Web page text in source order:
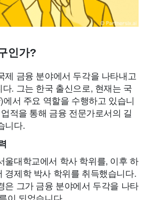
인가?
제 금융 분야에서 두각을 나타내고
. 그는 한국 출신으로, 현재는 국
서 주요 역할을 수행하고 있습니
적을 통해 금융 전문가로서의 길
니다.
울대학교에서 학사 학위를, 이후 하
경제학 박사 학위를 취득했습니다.
은 그가 금융 분야에서 두각을 나타